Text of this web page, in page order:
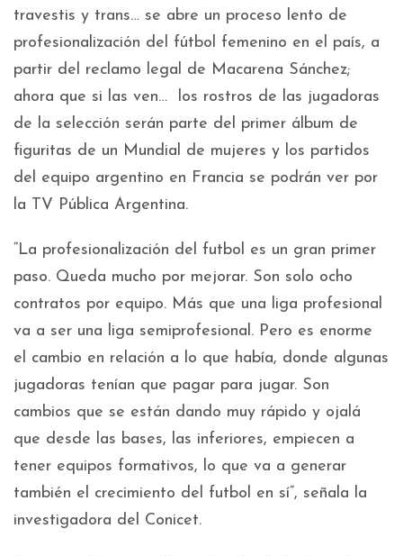
travestis y trans… se abre un proceso lento de
profesionalización del fútbol femenino en el país, a
partir del reclamo legal de Macarena Sánchez;
ahora que si las ven… los rostros de las jugadoras
de la selección serán parte del primer álbum de
figuritas de un Mundial de mujeres y los partidos
del equipo argentino en Francia se podrán ver por
la TV Pública Argentina.
“La profesionalización del futbol es un gran primer
paso. Queda mucho por mejorar. Son solo ocho
contratos por equipo. Más que una liga profesional
va a ser una liga semiprofesional. Pero es enorme
el cambio en relación a lo que había, donde algunas
jugadoras tenían que pagar para jugar. Son
cambios que se están dando muy rápido y ojalá
que desde las bases, las inferiores, empiecen a
tener equipos formativos, lo que va a generar
también el crecimiento del futbol en sí”, señala la
investigadora del Conicet.